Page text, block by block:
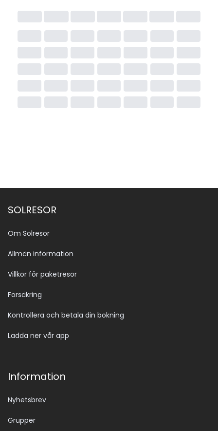
SOLRESOR
Om Solresor
Allmän information
Villkor för paketresor
Försäkring
Kontrollera och betala din bokning
Ladda ner vår app
Information
Nyhetsbrev
Grupper